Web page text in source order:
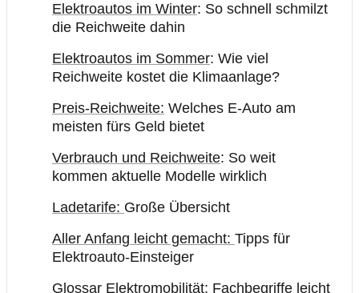
Elektroautos im Winter: So schnell schmilzt
die Reichweite dahin
Elektroautos im Sommer: Wie viel
Reichweite kostet die Klimaanlage?
Preis-Reichweite: Welches E-Auto am
meisten fürs Geld bietet
Verbrauch und Reichweite: So weit
kommen aktuelle Modelle wirklich
Ladetarife: Große Übersicht
Aller Anfang leicht gemacht: Tipps für
Elektroauto-Einsteiger
Glossar Elektromobilität: Fachbegriffe leicht